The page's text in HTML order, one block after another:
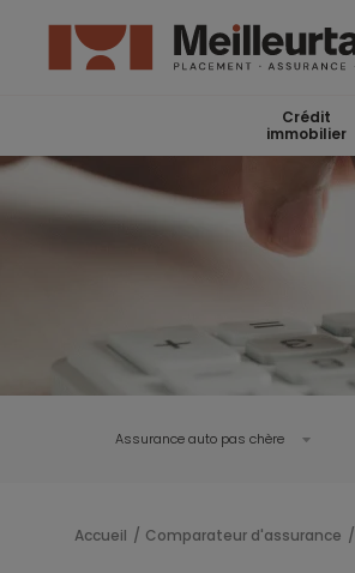
Crédit
immobilier
Assurance auto pas chère
Accueil Comparateur d'assurance